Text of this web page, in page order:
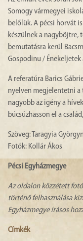
Somogy vármegyei
belőlük. A pécsi horvát
készülnek a nagyböjtre,
bemutatásra kerül
Gospodinu / Énekeljetek
A referatúra Barics
nyelven megjelentetni a
nagyobb az igény a
búcsúzhasson el a
Szöveg: Taragyia
Fotók: Kollár Ákos
Pécsi Egyházmegye
Az oldalon közzétett
történő felhasználása
Egyházmegye írásos
Címkék